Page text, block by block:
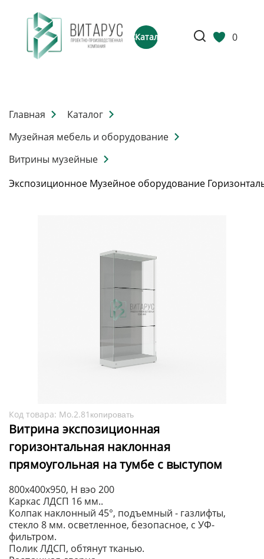
Каталог 0
Главная
Каталог
Музейная мебель и оборудование
Витрины музейные
Экспозиционное Музейное оборудование
Код товара: Мо.2.81 копировать
Витрина экспозиционная
горизонтальная наклонная
прямоугольная на тумбе с выступом
Каркас ЛДСП 16 мм..
Колпак наклонный 45°, подъемный - газлифты,
стекло 8 мм. осветленное, безопасное, с УФ-
фильтром.
Полик ЛДСП, обтянут тканью.
800x400x950, H вэо 200